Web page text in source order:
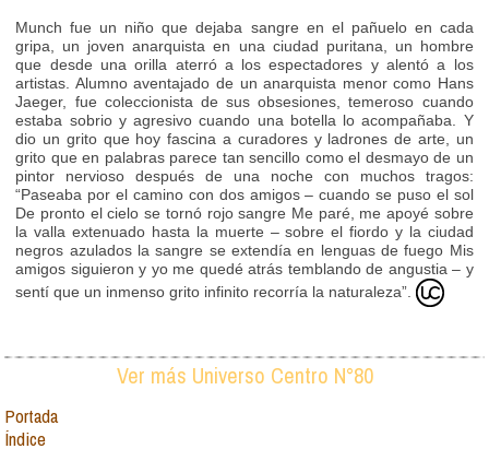
Munch fue un niño que dejaba sangre en el pañuelo en cada
gripa, un joven anarquista en una ciudad puritana, un hombre
que desde una orilla aterró a los espectadores y alentó a los
artistas. Alumno aventajado de un anarquista menor como Hans
Jaeger, fue coleccionista de sus obsesiones, temeroso cuando
estaba sobrio y agresivo cuando una botella lo acompañaba. Y
dio un grito que hoy fascina a curadores y ladrones de arte, un
grito que en palabras parece tan sencillo como el desmayo de un
pintor nervioso después de una noche con muchos tragos:
“Paseaba por el camino con dos amigos – cuando se puso el sol
De pronto el cielo se tornó rojo sangre Me paré, me apoyé sobre
la valla extenuado hasta la muerte – sobre el fiordo y la ciudad
negros azulados la sangre se extendía en lenguas de fuego Mis
amigos siguieron y yo me quedé atrás temblando de angustia – y
sentí que un inmenso grito infinito recorría la naturaleza”.
Ver más Universo Centro N°80
Portada
Índice